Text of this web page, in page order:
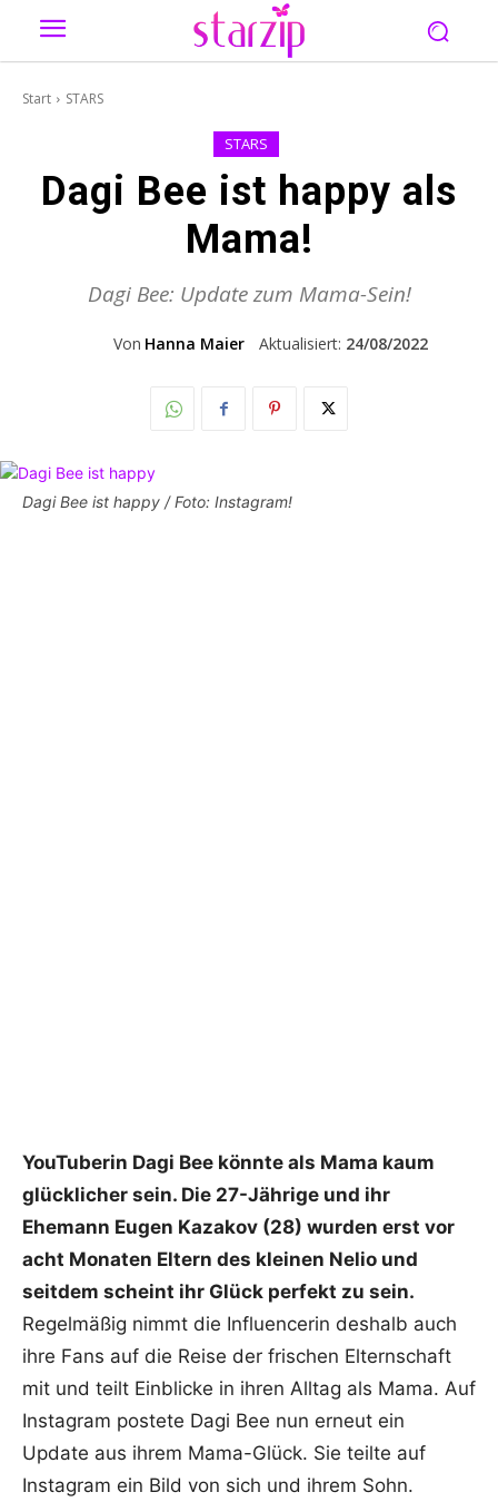
Start STARS
STARS
Dagi Bee ist happy als
Mama!
Dagi Bee: Update zum Mama-Sein!
Von Hanna Maier Aktualisiert: 24/08/2022
Dagi Bee ist happy / Foto: Instagram!
YouTuberin Dagi Bee könnte als Mama kaum
glücklicher sein. Die 27-Jährige und ihr
Ehemann Eugen Kazakov (28) wurden erst vor
acht Monaten Eltern des kleinen Nelio und
seitdem scheint ihr Glück perfekt zu sein.
Regelmäßig nimmt die Influencerin deshalb auch
ihre Fans auf die Reise der frischen Elternschaft
mit und teilt Einblicke in ihren Alltag als Mama. Auf
Instagram postete Dagi Bee nun erneut ein
Update aus ihrem Mama-Glück. Sie teilte auf
Instagram ein Bild von sich und ihrem Sohn.